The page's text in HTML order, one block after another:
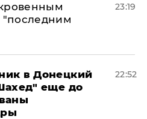
23:19
в Донецкий
еще до
22:52